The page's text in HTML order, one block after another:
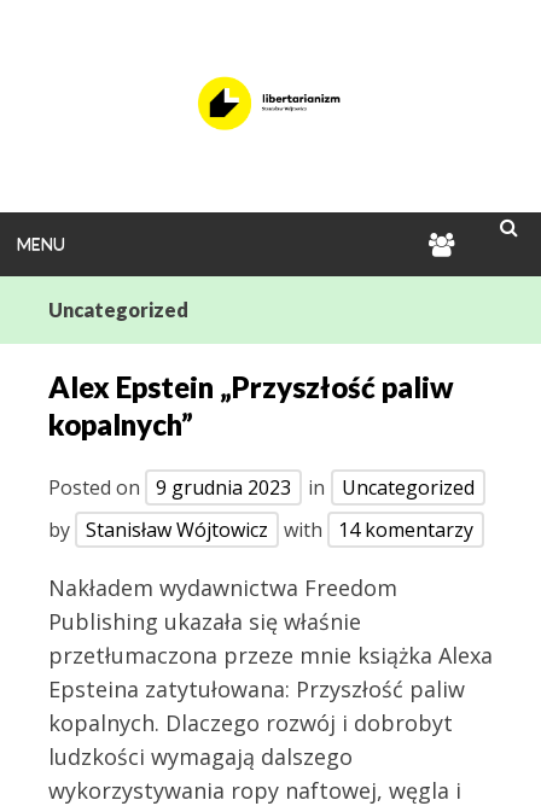
MENU
Uncategorized
Alex Epstein „Przyszłość paliw
kopalnych”
Posted on 9 grudnia 2023 in
Uncategorized
by Stanisław Wójtowicz with 14 komentarzy
Nakładem wydawnictwa Freedom
Publishing ukazała się właśnie
przetłumaczona przeze mnie książka Alexa
Epsteina zatytułowana: Przyszłość paliw
kopalnych. Dlaczego rozwój i dobrobyt
ludzkości wymagają dalszego
wykorzystywania ropy naftowej, węgla i